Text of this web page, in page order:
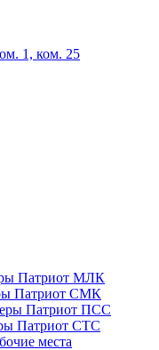
1, ком. 25
Патриот МЛК
Патриот СМК
Патриот ПСС
Патриот СТС
места